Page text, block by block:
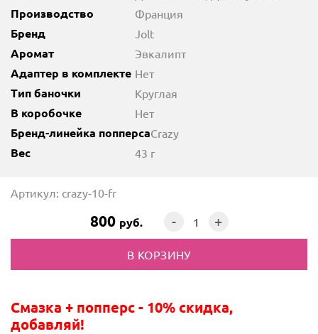
Производство Франция
Бренд Jolt
Аромат Эвкалипт
Адаптер в комплекте Нет
Тип баночки Круглая
В коробочке Нет
Бренд-линейка попперсаCrazy
Вес 43 г
Артикул: crazy-10-fr
800 руб. - +
Смазка + попперс - 10% скидка,
добавляй!